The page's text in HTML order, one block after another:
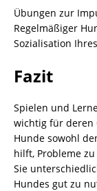
Übungen zur
Regelmäßiger
Sozialisation
Fazit
Spielen und
wichtig für deren
Hunde sowohl
hilft, Probleme
Sie
Hundes gut zu